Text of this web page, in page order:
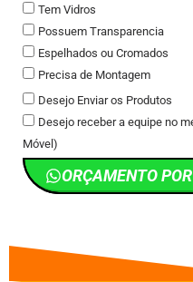
Tem Vidros
Possuem Transparencia
Espelhados ou Cromados
Precisa de Montagem
Desejo Enviar os Produtos
Desejo receber a equipe no
Móvel)
ORÇAMENTO